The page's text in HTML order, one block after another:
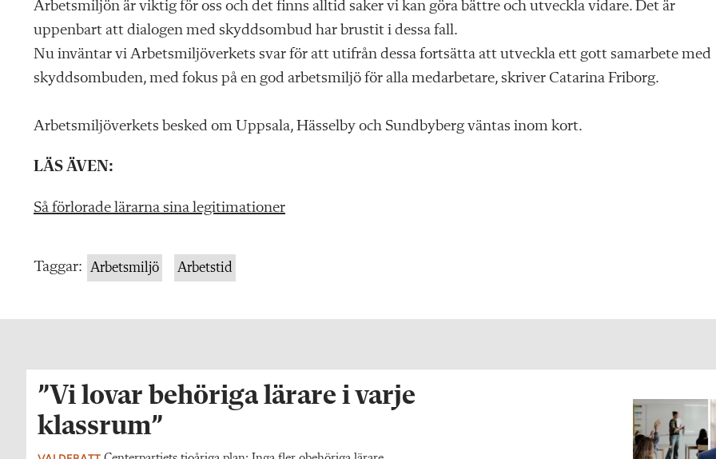
Arbetsmiljön är viktig för oss och det finns alltid saker vi kan göra bättre och utveckla vidare. Det är
uppenbart att dialogen med skyddsombud har brustit i dessa fall.
Nu inväntar vi Arbetsmiljöverkets svar för att utifrån dessa fortsätta att utveckla ett gott samarbete med
skyddsombuden, med fokus på en god arbetsmiljö för alla medarbetare, skriver Catarina Friborg.
Arbetsmiljöverkets besked om Uppsala, Hässelby och Sundbyberg väntas inom kort.
LÄS ÄVEN:
Så förlorade lärarna sina legitimationer
Taggar: Arbetsmiljö Arbetstid
”Vi lovar behöriga lärare i varje
klassrum”